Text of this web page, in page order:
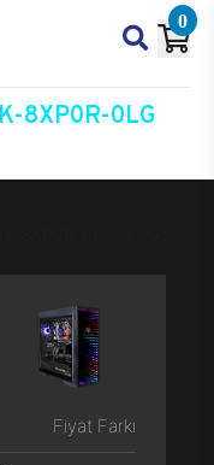
0
8XP0R-0LG
Fiyat Farkı